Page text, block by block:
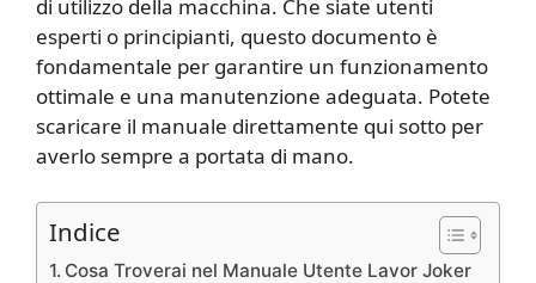
di utilizzo della macchina. Che siate utenti
esperti o principianti, questo documento è
fondamentale per garantire un funzionamento
ottimale e una manutenzione adeguata. Potete
scaricare il manuale direttamente qui sotto per
averlo sempre a portata di mano.
Indice
Cosa Troverai nel Manuale Utente Lavor Joker